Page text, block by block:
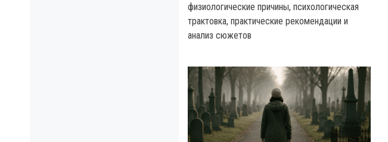
физиологические причины, психологическая
трактовка, практические рекомендации и
анализ сюжетов